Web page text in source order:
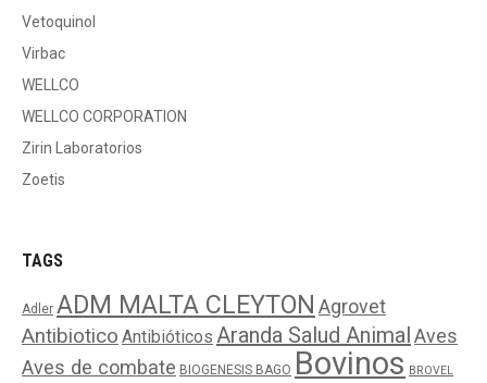
Vetoquinol
Virbac
WELLCO
WELLCO CORPORATION
Zirin Laboratorios
Zoetis
TAGS
Adler ADM MALTA CLEYTON Agrovet
Antibiotico Antibióticos Aranda Salud AnimalAves
Aves de combate BIOGENESIS BAGO Bovinos BROVEL